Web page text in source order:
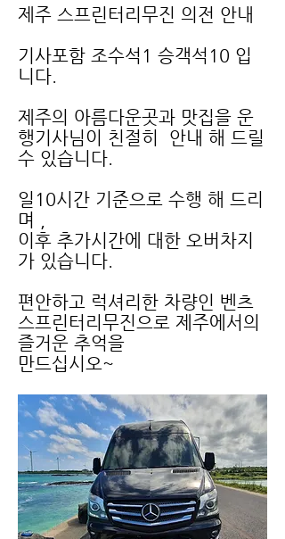
제주 스프린터리무진 의전 안내
기사포함 조수석1 승객석10 입
니다.
제주의 아름다운곳과 맛집을 운
행기사님이 친절히 안내 해 드릴
수 있습니다.
일10시간 기준으로 수행 해 드리
며 ,
이후 추가시간에 대한 오버차지
가 있습니다.
편안하고 럭셔리한 차량인 벤츠
스프린터리무진으로 제주에서의
즐거운 추억을
​만드십시오~